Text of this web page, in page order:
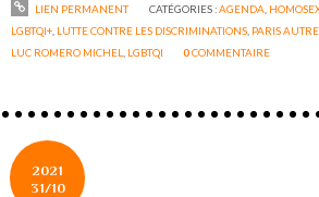
LIEN PERMANENT CATÉGORIES :AGENDA
LGBTQI+ LUTTE CONTRE LES DISCRIMINATIONS PARIS
LUC ROMERO MICHEL
LGBTQI 0COMMENTAIRE
2021
31/10